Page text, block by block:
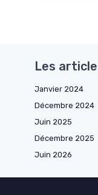
Les
Janvier 2024
Décembre 2024
Juin 2025
Décembre 2025
Juin 2026